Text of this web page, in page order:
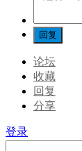
论坛
收藏
回复
分享
登录